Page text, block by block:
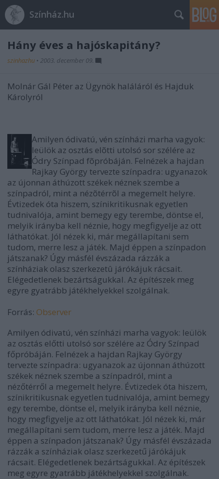
Színház.hu
Hány éves a hajóskapitány?
szinhazhu • 2003. december 09.
Molnár Gál Péter az Ügynök haláláról és Hajduk
Károlyról
Amilyen ódivatú, vén színházi marha vagyok:
leülök az osztás elõtti utolsó sor szélére az
Ódry Színpad fõpróbáján. Felnézek a hajdan
Rajkay György tervezte színpadra: ugyanazok
az újonnan áthúzott székek néznek szembe a
színpadról, mint a nézõtérrõl a megemelt helyre.
Évtizedek óta hiszem, színikritikusnak egyetlen
tudnivalója, amint bemegy egy terembe, döntse el,
melyik irányba kell néznie, hogy megfigyelje az ott
láthatókat. Jól nézek ki, már megállapítani sem
tudom, merre lesz a játék. Majd éppen a színpadon
játszanak? Úgy másfél évszázada rázzák a
színháziak olasz szerkezetû járókájuk rácsait.
Elégedetlenek bezártságukkal. Az építészek meg
egyre gyatrább játékhelyekkel szolgálnak.
Forrás: Observer
Amilyen ódivatú, vén színházi marha vagyok: leülök
az osztás előtti utolsó sor szélére az Ódry Színpad
főpróbáján. Felnézek a hajdan Rajkay György
tervezte színpadra: ugyanazok az újonnan áthúzott
székek néznek szembe a színpadról, mint a
nézőtérről a megemelt helyre. Évtizedek óta hiszem,
színikritikusnak egyetlen tudnivalója, amint bemegy
egy terembe, döntse el, melyik irányba kell néznie,
hogy megfigyelje az ott láthatókat. Jól nézek ki, már
megállapítani sem tudom, merre lesz a játék. Majd
éppen a színpadon játszanak? Úgy másfél évszázada
rázzák a színháziak olasz szerkezetű járókájuk
rácsait. Elégedetlenek bezártságukkal. Az építészek
meg egyre gyatrább játékhelyekkel szolgálnak.